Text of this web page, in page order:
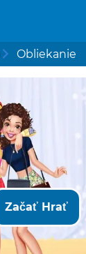
Obliekanie
Začať Hrať